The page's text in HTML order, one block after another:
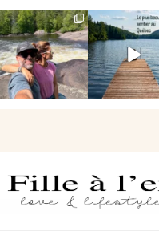
Les Laurentides,
le Québec
version nature.
...
Et si je te
qu’il existe
sentier où
126